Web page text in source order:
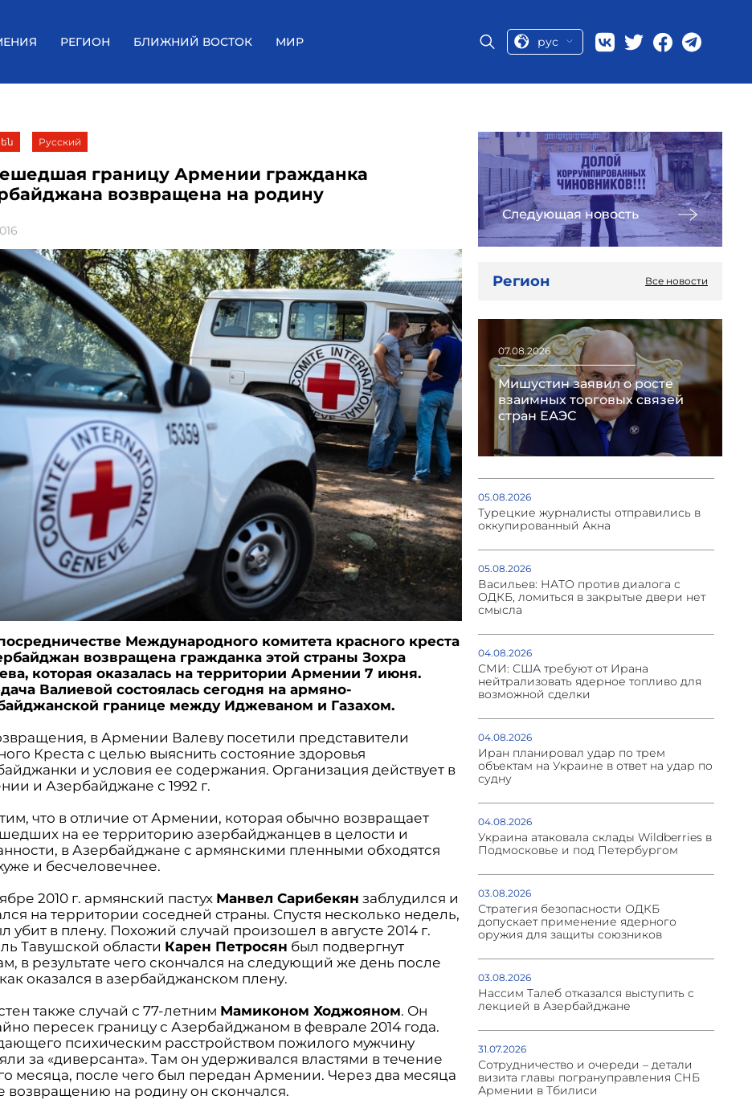
РЕГИОН БЛИЖНИЙ ВОСТОК МИР рус
Русский
границу Армении гражданка
возвращена на родину
Международного комитета красного креста
возвращена гражданка этой страны Зохра
которая оказалась на территории Армении 7 июня.
Валиевой состоялась сегодня на армяно-
границе между Иджеваном и Газахом.
в Армении Валеву посетили представители
Креста с целью выяснить состояние здоровья
и условия ее содержания. Организация действует в
и Азербайджане с 1992 г.
что в отличие от Армении, которая обычно возвращает
на ее территорию азербайджанцев в целости и
в Азербайджане с армянскими пленными обходятся
и бесчеловечнее.
2010 г. армянский пастух Манвел Сарибекян заблудился и
на территории соседней страны. Спустя несколько недель,
убит в плену. Похожий случай произошел в августе 2014 г.
Тавушской области Карен Петросян был подвергнут
в результате чего скончался на следующий же день после
оказался в азербайджанском плену.
также случай с 77-летним Мамиконом Ходжояном. Он
пересек границу с Азербайджаном в феврале 2014 года.
психическим расстройством пожилого мужчину
за «диверсанта». Там он удерживался властями в течение
месяца, после чего был передан Армении. Через два месяца
возвращению на родину он скончался.
Следующая новость
Регион Все новости
07.08.2026
Мишустин заявил о росте
взаимных торговых связей
стран ЕАЭС
05.08.2026
Турецкие журналисты отправились в
оккупированный Акна
05.08.2026
Васильев: НАТО против диалога с
ОДКБ, ломиться в закрытые двери нет
смысла
04.08.2026
СМИ: США требуют от Ирана
нейтрализовать ядерное топливо для
возможной сделки
04.08.2026
Иран планировал удар по трем
объектам на Украине в ответ на удар по
судну
04.08.2026
Украина атаковала склады Wildberries в
Подмосковье и под Петербургом
03.08.2026
Стратегия безопасности ОДКБ
допускает применение ядерного
оружия для защиты союзников
03.08.2026
Нассим Талеб отказался выступить с
лекцией в Азербайджане
31.07.2026
Сотрудничество и очереди – детали
визита главы погрануправления СНБ
Армении в Тбилиси